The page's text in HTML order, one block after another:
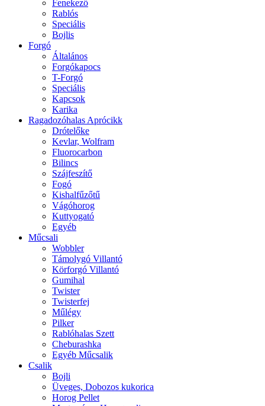
Fenekező
Rablós
Speciális
Bojlis
Forgó
Általános
Forgókapocs
T-Forgó
Speciális
Kapcsok
Karika
Ragadozóhalas Aprócikk
Drótelőke
Kevlar, Wolfram
Fluorocarbon
Bilincs
Szájfeszítő
Fogó
Kishalfűzőtű
Vágóhorog
Kuttyogató
Egyéb
Műcsali
Wobbler
Támolygó Villantó
Körforgó Villantó
Gumihal
Twister
Twisterfej
Műlégy
Pilker
Rablóhalas Szett
Cheburashka
Egyéb Műcsalik
Csalik
Bojli
Üveges, Dobozos kukorica
Horog Pellet